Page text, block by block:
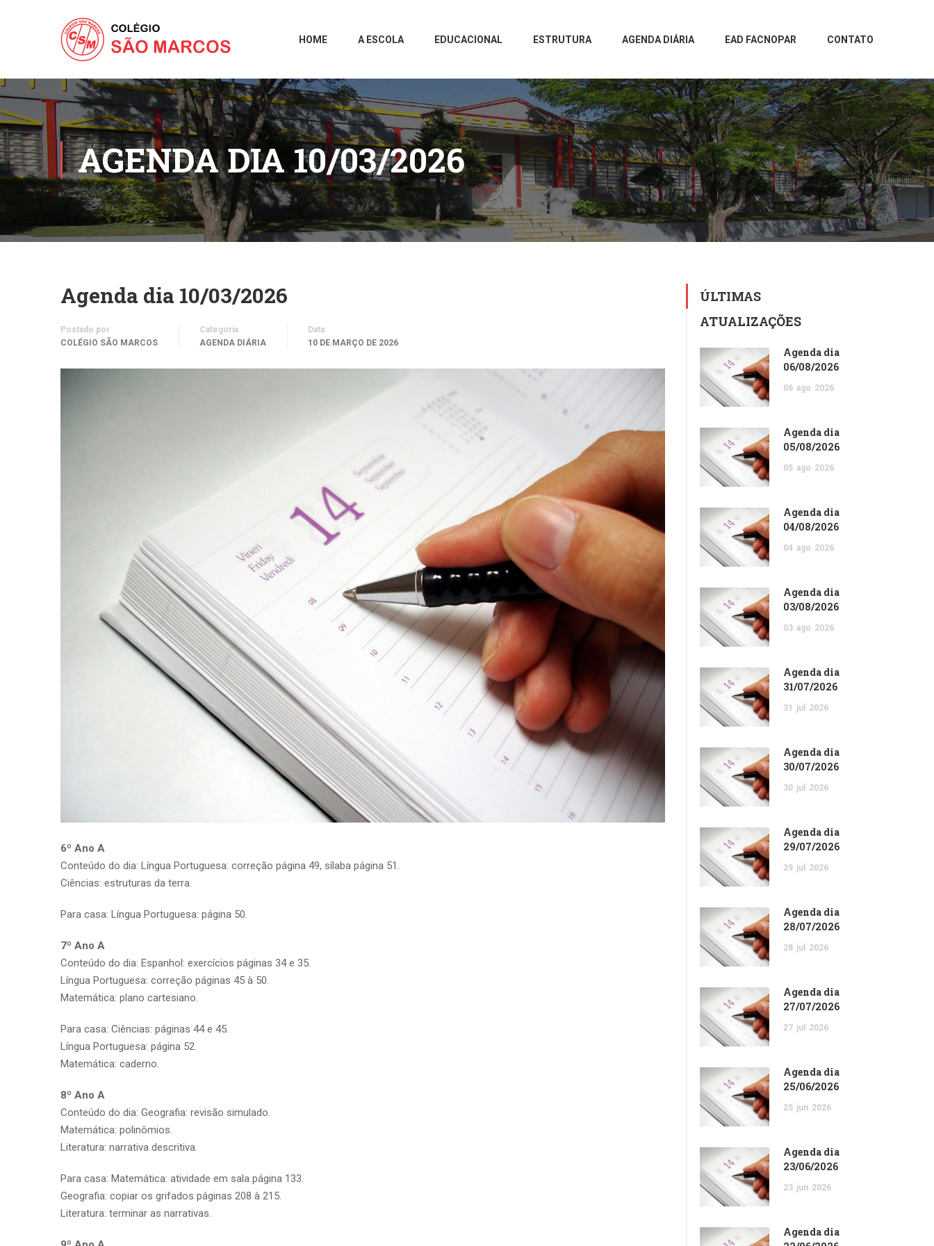
HOME A ESCOLA EDUCACIONAL ESTRUTURA AGENDA DIÁRIA EAD FACNOPAR CONTATO
AGENDA DIA 10/03/2026
Agenda dia 10/03/2026
Postado por
COLÉGIO SÃO MARCOS
Categoria
AGENDA DIÁRIA
Data
10 DE MARÇO DE 2026
6º Ano A
Conteúdo do dia: Língua Portuguesa: correção página 49, sílaba página 51.
Ciências: estruturas da terra.
Para casa: Língua Portuguesa: página 50.
7º Ano A
Conteúdo do dia: Espanhol: exercícios páginas 34 e 35.
Língua Portuguesa: correção páginas 45 à 50.
Matemática: plano cartesiano.
Para casa: Ciências: páginas 44 e 45.
Língua Portuguesa: página 52.
Matemática: caderno.
8º Ano A
Conteúdo do dia: Geografia: revisão simulado.
Matemática: polinômios.
Literatura: narrativa descritiva.
Para casa: Matemática: atividade em sala página 133.
Geografia: copiar os grifados páginas 208 à 215.
Literatura: terminar as narrativas.
ÚLTIMAS
ATUALIZAÇÕES
Agenda dia
06/08/2026
06 ago 2026
Agenda dia
05/08/2026
05 ago 2026
Agenda dia
04/08/2026
04 ago 2026
Agenda dia
03/08/2026
03 ago 2026
Agenda dia
31/07/2026
31 jul 2026
Agenda dia
30/07/2026
30 jul 2026
Agenda dia
29/07/2026
29 jul 2026
Agenda dia
28/07/2026
28 jul 2026
Agenda dia
27/07/2026
27 jul 2026
Agenda dia
25/06/2026
25 jun 2026
Agenda dia
23/06/2026
23 jun 2026
Agenda dia